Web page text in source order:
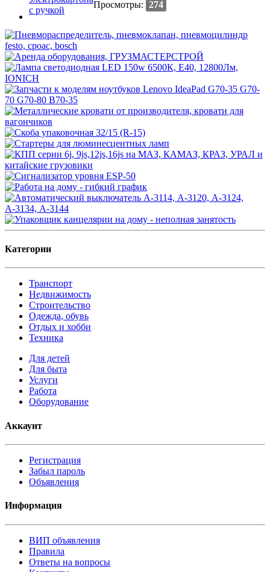
Просмотры: 274
Категории
Транспорт
Недвижимость
Строительство
Одежда, обувь
Отдых и хобби
Техника
Для детей
Для быта
Услуги
Работа
Оборудование
Аккаунт
Регистрация
Забыл пароль
Объявления
Информация
ВИП объявления
Правила
Ответы на вопросы